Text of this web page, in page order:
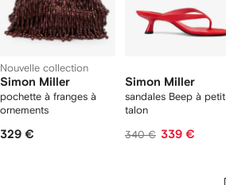
Nouvelle collection
Simon Miller
pochette à franges à
ornements
329 €
Simon Miller
sandales Beep à petit
talon
340 € 339 €